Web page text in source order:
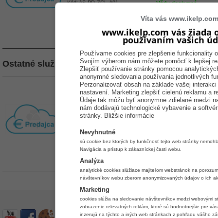
Kód:AS-PD-ZCL-A01 Vždy dostupné
Ostatné služby
iKelp Predajca Cloud, poplatok za
prístupu
Poplatok za obnovenie zablokovaného prístup na základe
záväzkov užívateľa voči prevádzkovateľovi služby.
ks
Kúpiť
Víta vás www.ikelp.com
www.ikelp.com vás žiada
používaním vašich
Používame cookies pre zlepšenie funkcionality
Svojím výberom nám môžete pomôcť k lepšej
Zlepšiť používanie stránky pomocou
anonymné sledovania používania jednotlivých
Perzonalizovať obsah na základe vašej
nastavení. Marketing zlepšiť cielenú reklamu a
Údaje tak môžu byť anonymne zdielané medzi
nám dodávajú technologické vybavenie a
stránky. Bližšie informácie
Nevyhnutné
sú cookie bez ktorých by funkčnosť tejto web stránky
Navigácia a prístup k zákazníckej časti webu.
Analýza
analytické cookies slúžiace majiteľom webstránok na
návštevníkov webu zberom anonymizovaných údajov o ich
Marketing
cookies slúžia na sledovanie návštevníkov medzi webovými
zobrazenie relevatných reklám, ktoré sú hodnotnejšie pre
inzerujú na týchto a iných web stránkach z pohľadu vášho